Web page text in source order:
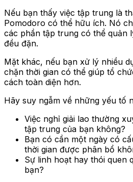
Nếu bạn thấy việc tập trung là
Pomodoro có thể hữu ích. Nó
các phần tập trung có thể quản
đều đặn.
Mặt khác, nếu bạn xử lý nhiều
chặn thời gian có thể giúp tổ
cách toàn diện hơn.
Hãy suy ngẫm về những yếu tố
Việc nghỉ giải lao thường
tập trung của bạn không?
Bạn có cần một ngày có
thời gian được phân bổ
Sự linh hoạt hay thói quen
bạn?